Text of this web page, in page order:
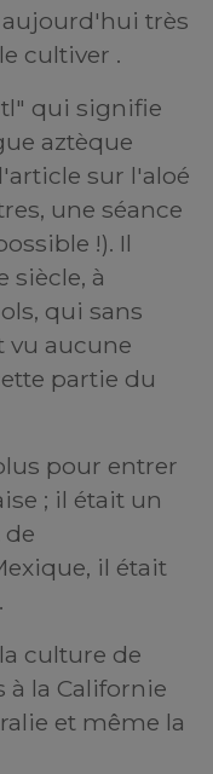
très
cultiver .
qui signifie
aztèque
sur l'aloé
une séance
!). Il
siècle, à
qui sans
vu aucune
partie du
pour entrer
; il était un
il était
culture de
à la Californie
et même la